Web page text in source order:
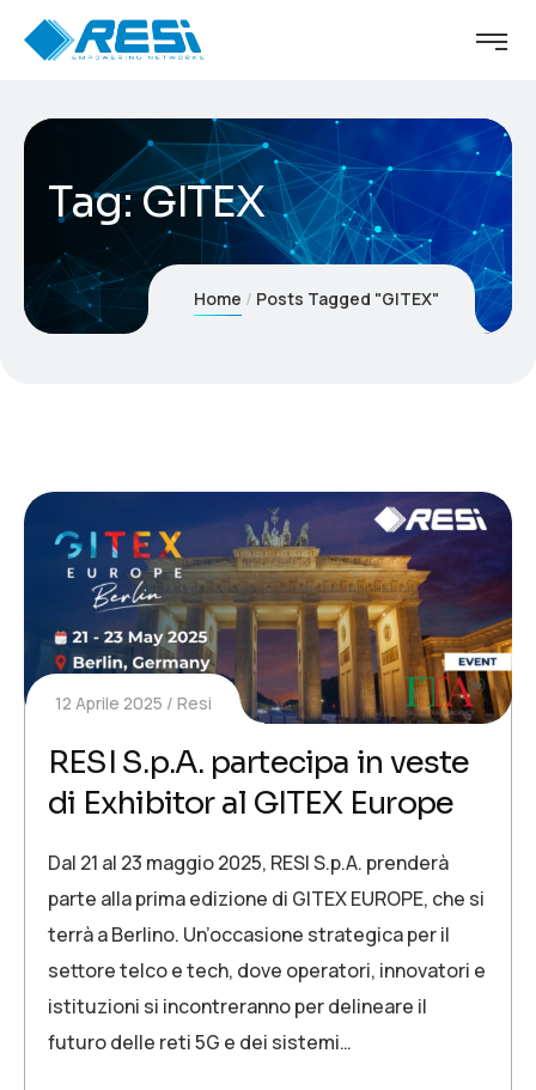
Tag:GITEX
Home Posts Tagged "GITEX"
12 Aprile 2025 Resi
RESI S.p.A. partecipa in veste
di Exhibitor al GITEX Europe
Dal 21 al 23 maggio 2025, RESI S.p.A. prenderà
parte alla prima edizione di GITEX EUROPE, che si
terrà a Berlino. Un’occasione strategica per il
settore telco e tech, dove operatori, innovatori e
istituzioni si incontreranno per delineare il
futuro delle reti 5G e dei sistemi…